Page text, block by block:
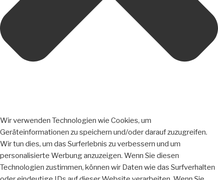
Wir verwenden Technologien wie Cookies, um
Geräteinformationen zu speichern und/oder darauf zuzugreifen.
Wir tun dies, um das Surferlebnis zu verbessern und um
personalisierte Werbung anzuzeigen. Wenn Sie diesen
Technologien zustimmen, können wir Daten wie das Surfverhalten